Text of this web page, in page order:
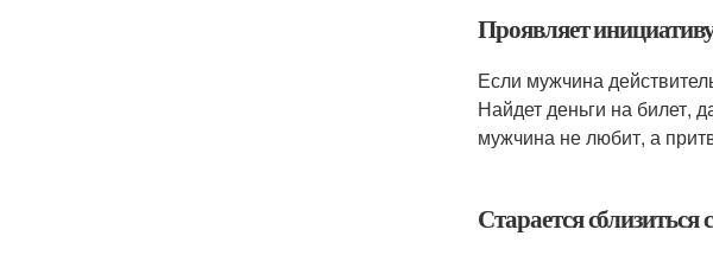
Проявляет
Если мужчина
Найдет деньги на билет,
мужчина не любит, а
Старается